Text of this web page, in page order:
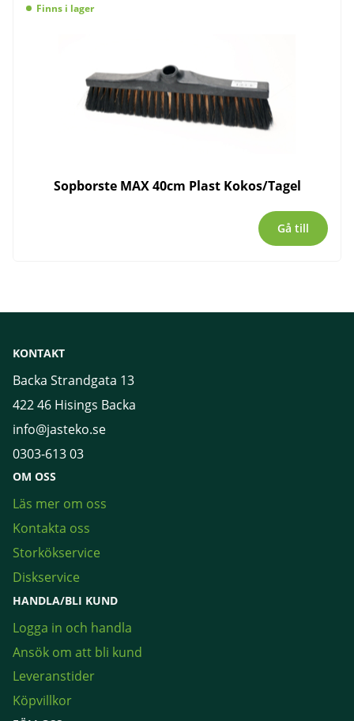
Finns i lager
Sopborste MAX 40cm Plast Kokos/Tagel
Gå till
KONTAKT
Backa Strandgata 13
422 46 Hisings Backa
info@jasteko.se
0303-613 03
OM OSS
Läs mer om oss
Kontakta oss
Storkökservice
Diskservice
HANDLA/BLI KUND
Logga in och handla
Ansök om att bli kund
Leveranstider
Köpvillkor